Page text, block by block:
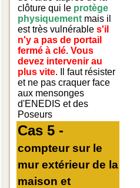
clôture qui le protège
physiquement mais il
est très vulnérables'il
n'y a pas de portail
fermé à clé.Vous
devez intervenir au
plus vite. Il faut résister
et ne pas craquer face
aux mensonges
d'ENEDIS et des
Poseurs
Cas 5 -
compteur sur le
mur extérieur de la
maison et